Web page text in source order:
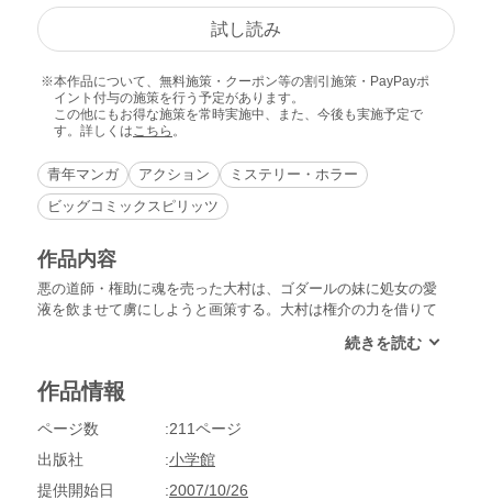
試し読み
本作品について、無料施策・クーポン等の割引施策・PayPayポ
イント付与の施策を行う予定があります。
この他にもお得な施策を常時実施中、また、今後も実施予定で
す。詳しくはこちら 。
青年マンガ アクション
ミステリー・ホラー
ビッグコミックスピリッツ
作品内容
悪の道師・権助に魂を売った大村は、ゴダールの妹に処女の愛
液を飲ませて虜にしようと画策する。大村は権介の力を借りて
手にいれようとする。そして、お聖が狙われ連れ去られてしま
が行く手を阻み…!?
作品情報
ページ数
211ページ
出版社
小学館
提供開始日
2007/10/26